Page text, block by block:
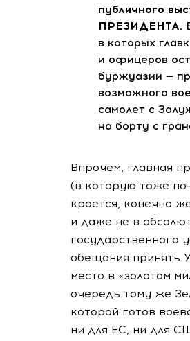
публичного
ПРЕЗИДЕНТА.
в которых
и офицеров
буржуазии —
возможного
самолет с
на борту с
Впрочем, главная
(в которую тоже
кроется, конечно
и даже не в
государственного
обещания принять
место в «золотом
очередь тому же
которой готов
ни для ЕС, ни для